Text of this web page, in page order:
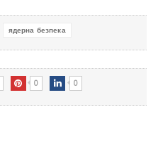
ядерна безпека
0 0